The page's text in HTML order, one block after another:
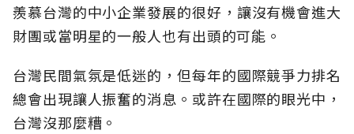
羨慕台灣的中小企業發展的很好，讓沒有機會進大
財團或當明星的一般人也有出頭的可能。
台灣民間氣氛是低迷的，但每年的國際競爭力排名
總會出現讓人振奮的消息。或許在國際的眼光中，
台灣沒那麼糟。